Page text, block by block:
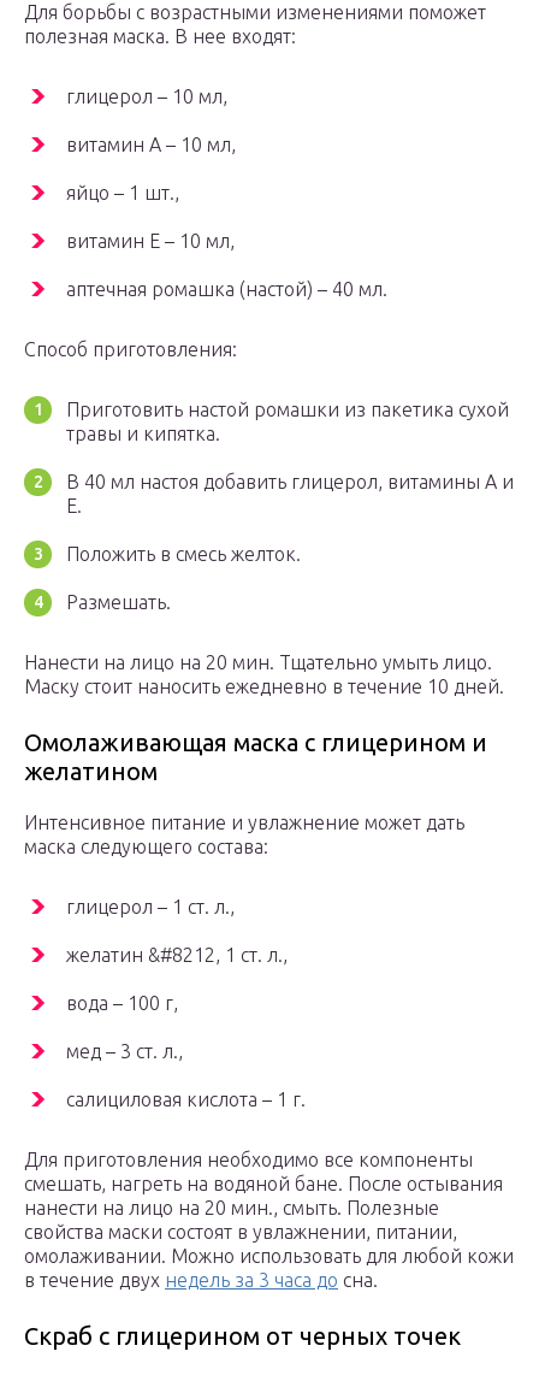
Для борьбы с возрастными изменениями поможет
полезная маска. В нее входят:
глицерол – 10 мл,
витамин А – 10 мл,
яйцо – 1 шт.,
витамин Е – 10 мл,
аптечная ромашка (настой) – 40 мл.
Способ приготовления:
Приготовить настой ромашки из пакетика сухой
травы и кипятка.
В 40 мл настоя добавить глицерол, витамины А и
Е.
Положить в смесь желток.
Размешать.
Нанести на лицо на 20 мин. Тщательно умыть лицо.
Маску стоит наносить ежедневно в течение 10 дней.
Омолаживающая маска с глицерином и
желатином
Интенсивное питание и увлажнение может дать
маска следующего состава:
глицерол – 1 ст. л.,
желатин &#8212, 1 ст. л.,
вода – 100 г,
мед – 3 ст. л.,
салициловая кислота – 1 г.
Для приготовления необходимо все компоненты
смешать, нагреть на водяной бане. После остывания
нанести на лицо на 20 мин., смыть. Полезные
свойства маски состоят в увлажнении, питании,
омолаживании. Можно использовать для любой кожи
в течение двух недель за 3 часа до сна.
Скраб с глицерином от черных точек